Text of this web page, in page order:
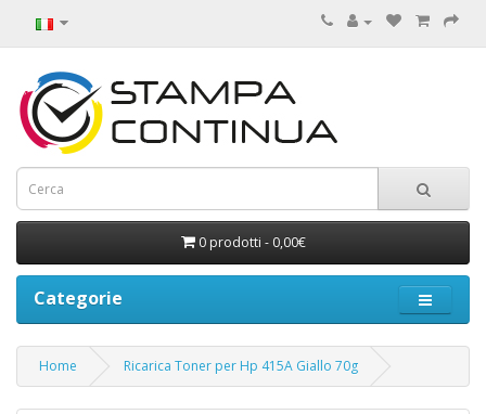
0 prodotti - 0,00€
Categorie
Home Ricarica Toner per Hp 415A Giallo 70g